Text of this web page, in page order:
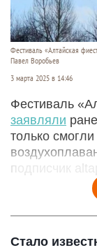
Фестиваль «Алтайская
Павел Воробьев
3 марта 2025 в 14:46
Фестиваль
заявляли
только
подписчик
Стало